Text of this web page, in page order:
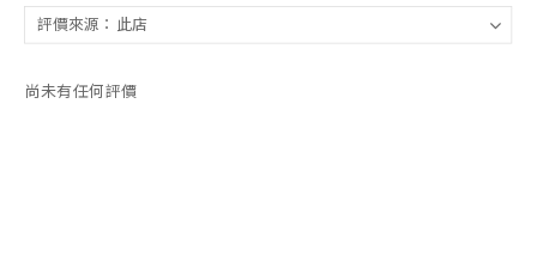
尚未有任何評價